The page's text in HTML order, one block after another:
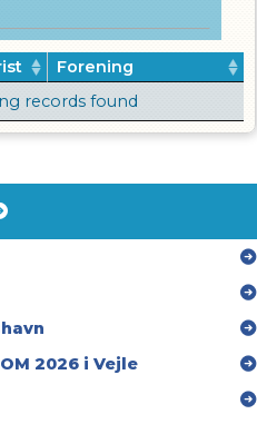
Forening
records found
2026 i Vejle